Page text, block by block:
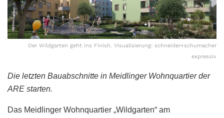
Der Wildgarten geht ins Finish. Visualisierung: schneider+schumacher
expressiv
Die letzten Bauabschnitte in Meidlinger Wohnquartier der
ARE starten.
Das Meidlinger Wohnquartier „Wildgarten“ am